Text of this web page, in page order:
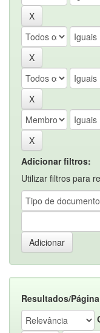
Adicionar filtros:
Utilizar filtros para
Resultados/Página